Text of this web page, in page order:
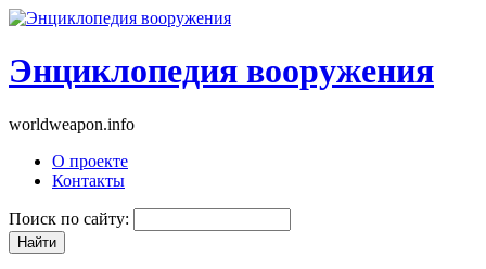
Энциклопедия вооружения
worldweapon.info
О проекте
Контакты
Поиск по сайту: